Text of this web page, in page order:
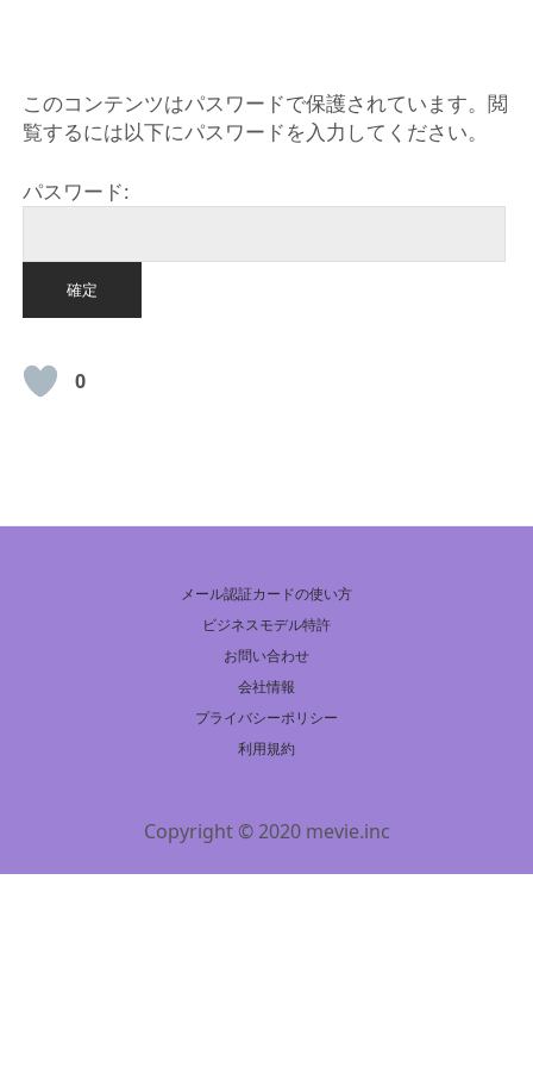
このコンテンツはパスワードで保護されています。閲
覧するには以下にパスワードを入力してください。
パスワード:
0
メール認証カードの使い方
ビジネスモデル特許
お問い合わせ
会社情報
プライバシーポリシー
利用規約
Copyright © 2020 mevie.inc